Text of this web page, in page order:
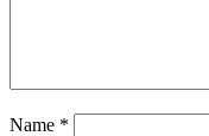
Name *